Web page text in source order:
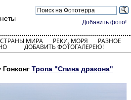
Добавить фото!
СТРАНЫ МИРА РЕКИ, МОРЯ РАЗНОЕ
ДОБАВИТЬ ФОТОГАЛЕРЕЮ!
Гонконг Тропа "Спина дракона"